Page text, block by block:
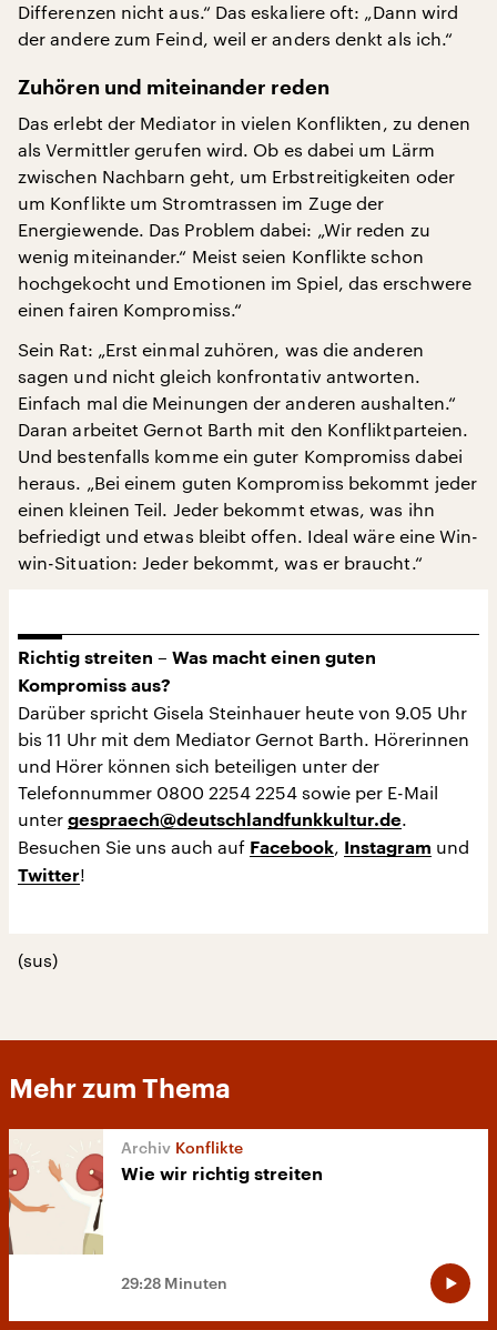
Differenzen nicht aus.“ Das eskaliere oft: „Dann wird
der andere zum Feind, weil er anders denkt als ich.“
Zuhören und miteinander reden
Das erlebt der Mediator in vielen Konflikten, zu denen
als Vermittler gerufen wird. Ob es dabei um Lärm
zwischen Nachbarn geht, um Erbstreitigkeiten oder
um Konflikte um Stromtrassen im Zuge der
Energiewende. Das Problem dabei: „Wir reden zu
wenig miteinander.“ Meist seien Konflikte schon
hochgekocht und Emotionen im Spiel, das erschwere
einen fairen Kompromiss.“
Sein Rat: „Erst einmal zuhören, was die anderen
sagen und nicht gleich konfrontativ antworten.
Einfach mal die Meinungen der anderen aushalten.“
Daran arbeitet Gernot Barth mit den Konfliktparteien.
Und bestenfalls komme ein guter Kompromiss dabei
heraus. „Bei einem guten Kompromiss bekommt jeder
einen kleinen Teil. Jeder bekommt etwas, was ihn
befriedigt und etwas bleibt offen. Ideal wäre eine Win-
win-Situation: Jeder bekommt, was er braucht.“
Richtig streiten – Was macht einen guten
Kompromiss aus?
Darüber spricht Gisela Steinhauer heute von 9.05 Uhr
bis 11 Uhr mit dem Mediator Gernot Barth. Hörerinnen
und Hörer können sich beteiligen unter der
Telefonnummer 0800 2254 2254 sowie per E-Mail
unter gespraech@deutschlandfunkkultur.de.
Besuchen Sie uns auch auf Facebook, Instagram und
Twitter!
(sus)
Mehr zum Thema
Konflikte
Wie wir richtig streiten
29:28 Minuten